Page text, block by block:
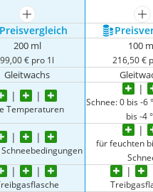
mehr anzeigen
Preis­vergleich
200 ml
99,00 € pro 1l
100
216,50 €
Gleitwachs
Temperaturen
Schnee: 0 bis -6
bis -4
für feuchten